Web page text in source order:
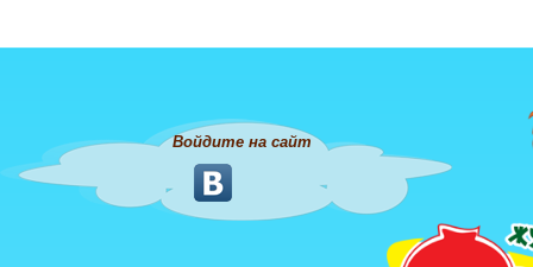
Войдите на сайт